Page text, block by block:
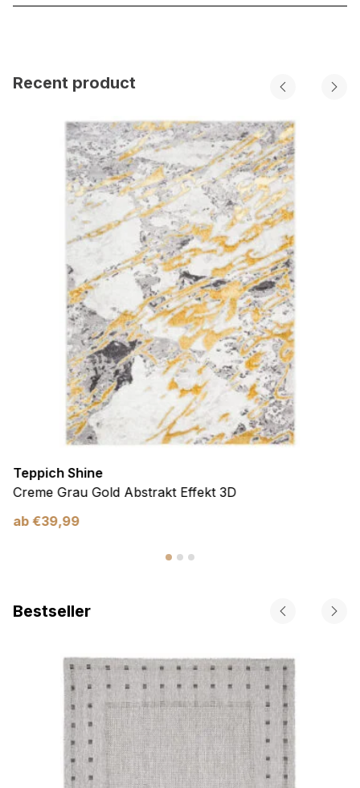
Recent product
Teppich Shine
Creme Grau Gold Abstrakt Effekt 3D
ab €39,99
Bestseller